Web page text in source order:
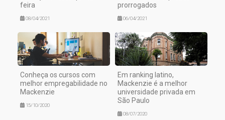
feira
08/04/2021
prorrogados
06/04/2021
Conheça os cursos com
melhor empregabilidade no
Mackenzie
15/10/2020
Em ranking latino,
Mackenzie é a melhor
universidade privada em
São Paulo
08/07/2020